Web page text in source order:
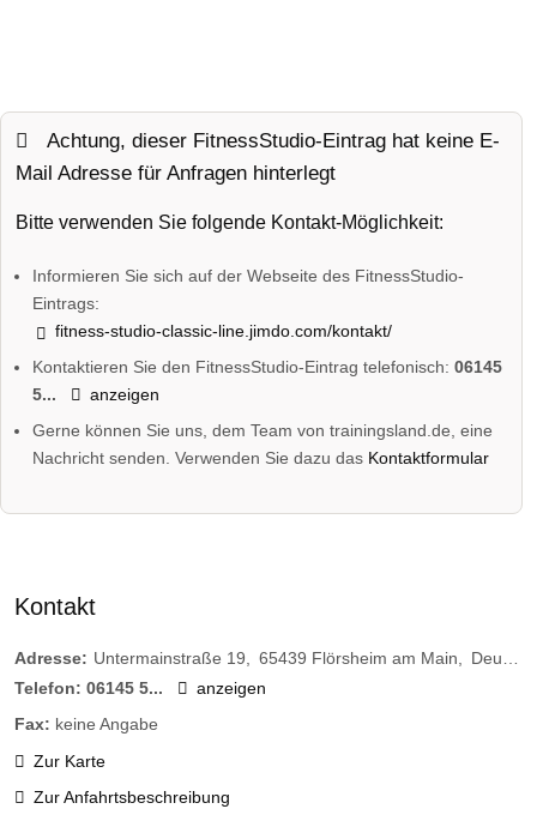
Achtung, dieser FitnessStudio-Eintrag hat keine E-
Mail Adresse für Anfragen hinterlegt
Bitte verwenden Sie folgende Kontakt-Möglichkeit:
Informieren Sie sich auf der Webseite des FitnessStudio-
Eintrags:
fitness-studio-classic-line.jimdo.com/kontakt/
Kontaktieren Sie den FitnessStudio-Eintrag telefonisch:06145
5...
anzeigen
Gerne können Sie uns, dem Team von trainingsland.de, eine
Nachricht senden. Verwenden Sie dazu das Kontaktformular
Kontakt
Adresse: Untermainstraße 19 65439 Flörsheim am Main
Deutschland
Telefon: 06145 5...
anzeigen
Fax: keine Angabe
Zur Karte
Zur Anfahrtsbeschreibung